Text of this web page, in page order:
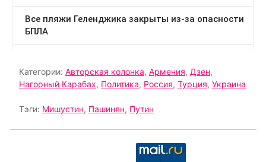
Категории: Авторская колонка, Армения, Дзен,
Нагорный Карабах, Политика, Россия, Турция, Украина
Тэги: Мишустин, Пашинян, Путин